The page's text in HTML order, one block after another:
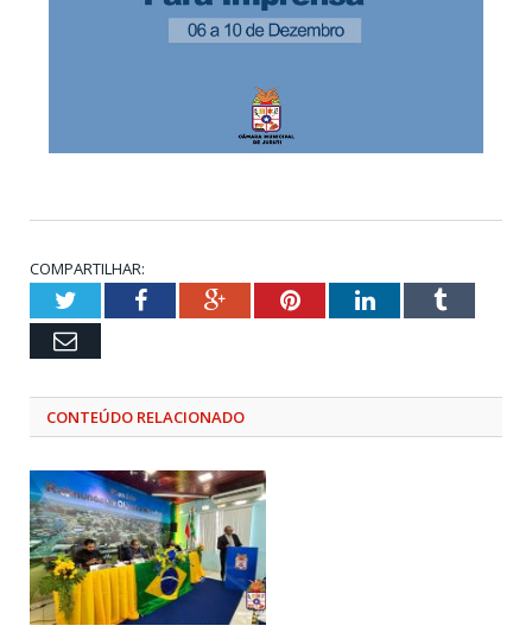
COMPARTILHAR:
TwitterFacebookGoogle+PinterestLinkedInTumblr
Email
CONTEÚDO RELACIONADO